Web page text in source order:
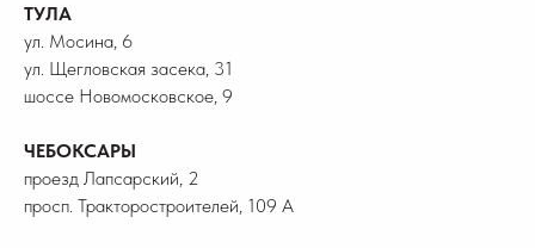
ТУЛА
ул. Мосина, 6
ул. Щегловская засека, 31
шоссе Новомосковское, 9
ЧЕБОКСАРЫ
проезд Лапсарский, 2
просп. Тракторостроителей, 109 А